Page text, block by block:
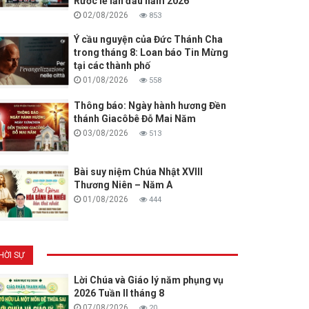
02/08/2026 853
Ý cầu nguyện của Đức Thánh Cha
trong tháng 8: Loan báo Tin Mừng
tại các thành phố
01/08/2026 558
Thông báo: Ngày hành hương Đền
thánh Giacôbê Đỗ Mai Năm
03/08/2026 513
Bài suy niệm Chúa Nhật XVIII
Thương Niên – Năm A
01/08/2026 444
SỰ
Lời Chúa và Giáo lý năm phụng vụ
2026 Tuần II tháng 8